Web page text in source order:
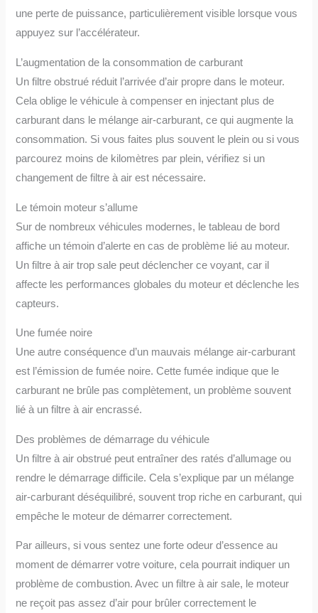
une perte de puissance, particulièrement visible lorsque vous
appuyez sur l’accélérateur.
L’augmentation de la consommation de carburant
Un filtre obstrué réduit l’arrivée d’air propre dans le moteur.
Cela oblige le véhicule à compenser en injectant plus de
carburant dans le mélange air-carburant, ce qui augmente la
consommation. Si vous faites plus souvent le plein ou si vous
parcourez moins de kilomètres par plein, vérifiez si un
changement de filtre à air est nécessaire.
Le témoin moteur s’allume
Sur de nombreux véhicules modernes, le tableau de bord
affiche un témoin d’alerte en cas de problème lié au moteur.
Un filtre à air trop sale peut déclencher ce voyant, car il
affecte les performances globales du moteur et déclenche les
capteurs.
Une fumée noire
Une autre conséquence d’un mauvais mélange air-carburant
est l’émission de fumée noire. Cette fumée indique que le
carburant ne brûle pas complètement, un problème souvent
lié à un filtre à air encrassé.
Des problèmes de démarrage du véhicule
Un filtre à air obstrué peut entraîner des ratés d’allumage ou
rendre le démarrage difficile. Cela s’explique par un mélange
air-carburant déséquilibré, souvent trop riche en carburant, qui
empêche le moteur de démarrer correctement.
Par ailleurs, si vous sentez une forte odeur d’essence au
moment de démarrer votre voiture, cela pourrait indiquer un
problème de combustion. Avec un filtre à air sale, le moteur
ne reçoit pas assez d’air pour brûler correctement le